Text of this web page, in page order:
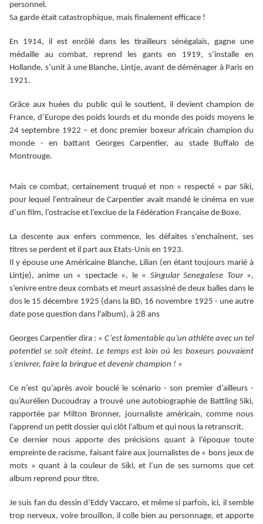
personnel.
Sa garde était catastrophique, mais finalement efficace !
En 1914, il est enrôlé dans les tirailleurs sénégalais, gagne une
médaille au combat, reprend les gants en 1919, s’installe en
Hollande, s’unit à une Blanche, Lintje, avant de déménager à Paris en
1921.
Grâce aux huées du public qui le soutient, il devient champion de
France, d’Europe des poids lourds et du monde des poids moyens le
24 septembre 1922 – et donc premier boxeur africain champion du
monde - en battant Georges Carpentier, au stade Buffalo de
Montrouge.
Mais ce combat, certainement truqué et non « respecté » par Siki,
pour lequel l’entraîneur de Carpentier avait mandé le cinéma en vue
d’un film, l’ostracise et l’exclue de la Fédération Française de Boxe.
La descente aux enfers commence, les défaites s’enchaînent, ses
titres se perdent et il part aux Etats-Unis en 1923.
Il y épouse une Américaine Blanche, Lilian (en étant toujours marié à
Lintje), anime un « spectacle », le « Singular Senegalese Tour»,
s’enivre entre deux combats et meurt assassiné de deux balles dans le
dos le 15 décembre 1925 (dans la BD, 16 novembre 1925 - une autre
date pose question dans l'album), à 28 ans
Georges Carpentier dira : « C’est lamentable qu’un athlète avec un tel
potentiel se soit éteint. Le temps est loin où les boxeurs pouvaient
s’enivrer, faire la bringue et devenir champion ! »
Ce n’est qu’après avoir bouclé le scénario - son premier d’ailleurs -
qu’Aurélien Ducoudray a trouvé une autobiographie de Battling Siki,
rapportée par Milton Bronner, journaliste américain, comme nous
l’apprend un petit dossier qui clôt l’album et qui nous la retranscrit.
Ce dernier nous apporte des précisions quant à l’époque toute
empreinte de racisme, faisant faire aux journalistes de « bons jeux de
mots » quant à la couleur de Siki, et l’un de ses surnoms que cet
album reprend pour titre.
Je suis fan du dessin d’Eddy Vaccaro, et même si parfois, ici, il semble
trop nerveux, voire brouillon, il colle bien au personnage, et apporte